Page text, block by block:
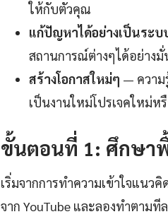
ให้กับตัวคุณ
แก้ปัญหาได้อย่างเป็นระบ
สถานการณ์ต่างๆได้อย่างมั่
สร้างโอกาสใหม่ๆ — ความ
เป็นงานใหม่โปรเจคใหม่ห
ขั้นตอนที่ 1: ศึกษา
เริ่มจากการทำความเข้าใจแน
จาก YouTube และลองทำตาม